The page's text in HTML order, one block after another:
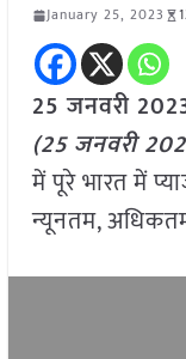
January 25, 2023
25 जनवरी
(25 जनवरी
में पूरे भारत में
न्यूनतम,